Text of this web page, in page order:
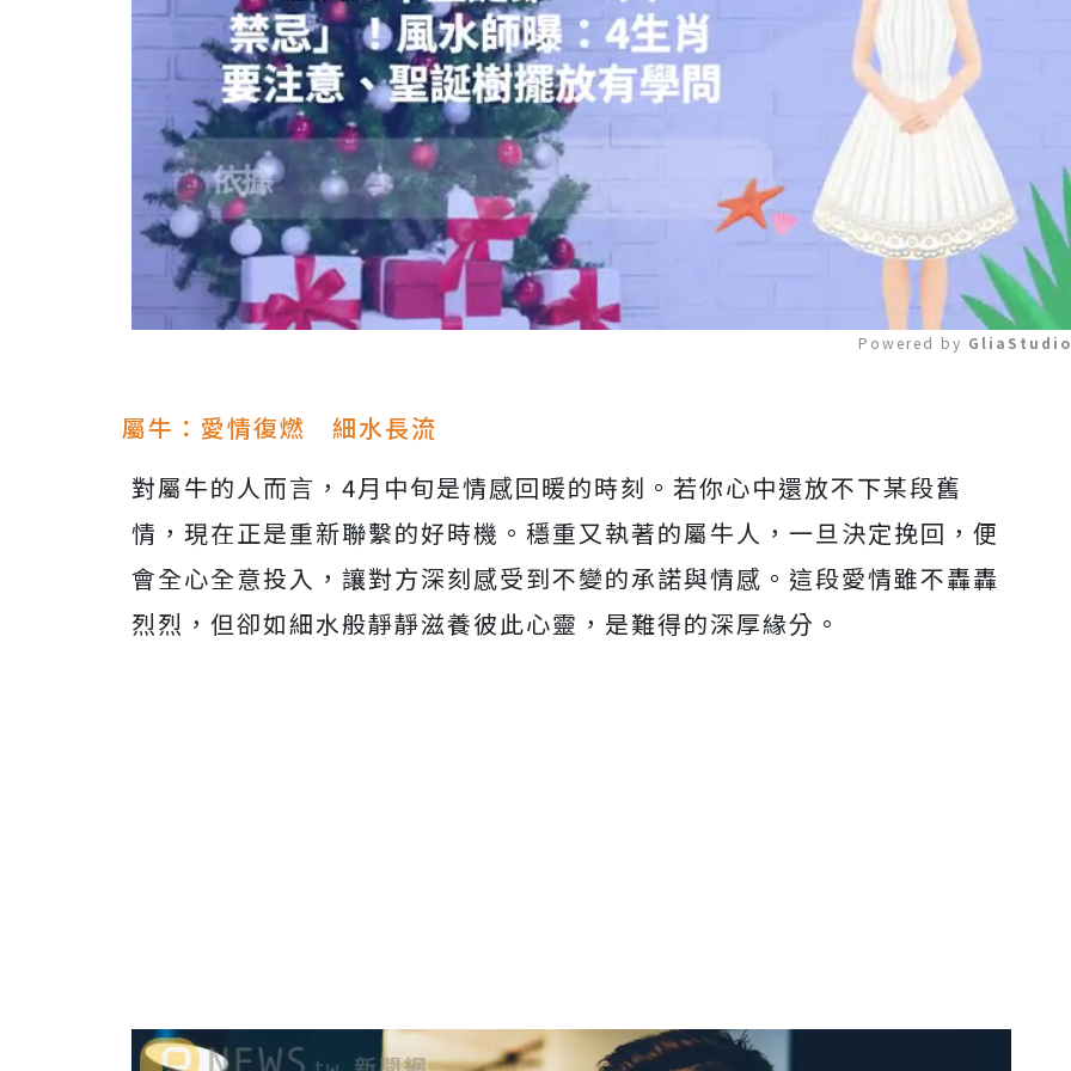
Powered by
屬牛：愛情復燃 細水長流
對屬牛的人而言，4月中旬是情感回暖的時刻。若你心中還放不下某段舊
情，現在正是重新聯繫的好時機。穩重又執著的屬牛人，一旦決定挽回，便
會全心全意投入，讓對方深刻感受到不變的承諾與情感。這段愛情雖不轟轟
烈烈，但卻如細水般靜靜滋養彼此心靈，是難得的深厚緣分。